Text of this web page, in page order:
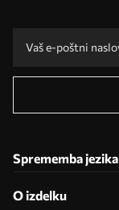
Sprememba jezika
O izdelku